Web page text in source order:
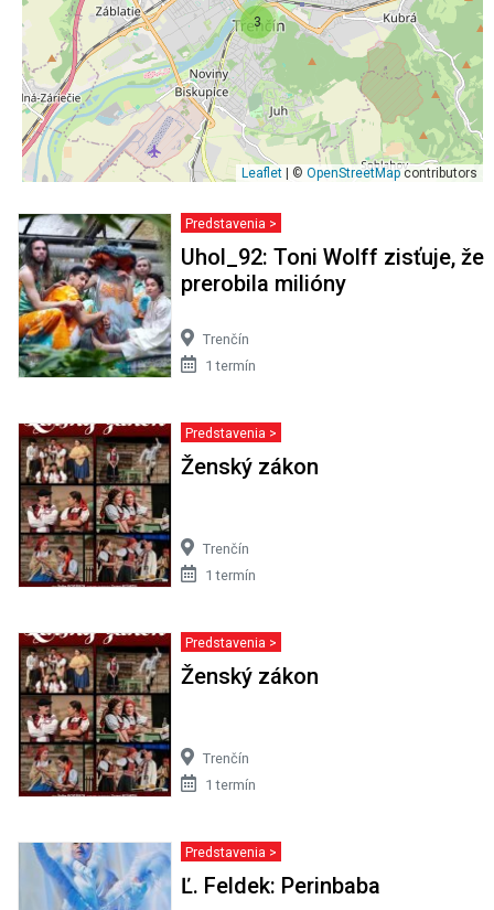
3
Leaflet | © OpenStreetMapcontributors
Predstavenia >
Uhol_92: Toni Wolff zisťuje, že
prerobila milióny
Trenčín
1 termín
Predstavenia >
Ženský zákon
Trenčín
1 termín
Predstavenia >
Ženský zákon
Trenčín
1 termín
Predstavenia >
Ľ. Feldek: Perinbaba